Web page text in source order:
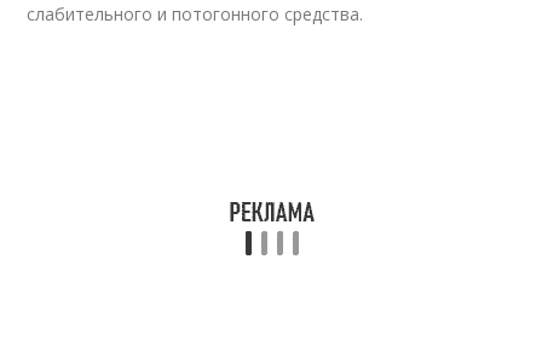
слабительного и потогонного средства.